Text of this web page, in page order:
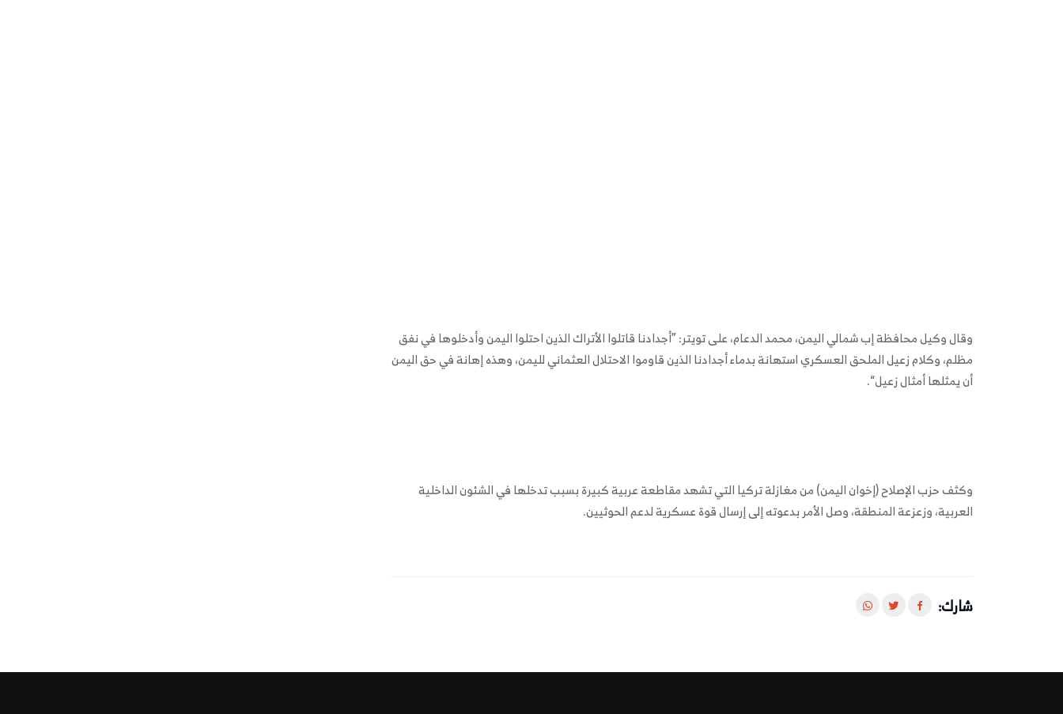
وقال وكيل محافظة إب شمالي اليمن، محمد الدعام، على تويتر: ”أجدادنا قاتلوا الأتراك الذين احتلوا اليمن وأدخلوها في نفق
مظلم، وكلام زعيل الملحق العسكري استهانة بدماء أجدادنا الذين قاوموا الاحتلال العثماني لليمن، وهذه إهانة في حق اليمن
أن يمثلها أمثال زعيل“.
وكثف حزب الإصلاح (إخوان اليمن) من مغازلة تركيا التي تشهد مقاطعة عربية كبيرة بسبب تدخلها في الشئون الداخلية
العربية، وزعزعة المنطقة، وصل الأمر بدعوته إلى إرسال قوة عسكرية لدعم الحوثيين.
شارك: